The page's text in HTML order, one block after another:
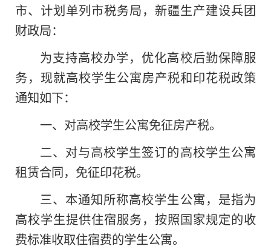
市、计划单列市税务局，新疆生产建设兵团
财政局：
为支持高校办学，优化高校后勤保障服
务，现就高校学生公寓房产税和印花税政策
通知如下：
一、对高校学生公寓免征房产税。
二、对与高校学生签订的高校学生公寓
租赁合同，免征印花税。
三、本通知所称高校学生公寓，是指为
高校学生提供住宿服务，按照国家规定的收
费标准收取住宿费的学生公寓。